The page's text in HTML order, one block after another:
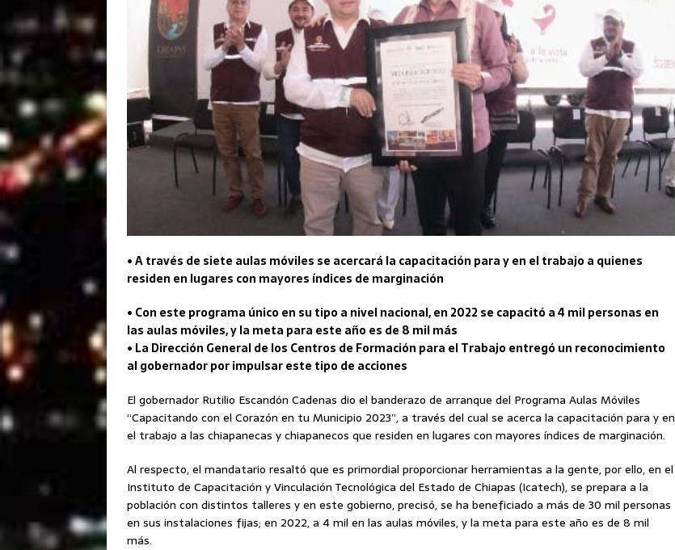
• A través de siete aulas móviles se acercará la capacitación para y en el trabajo a quienes
residen en lugares con mayores índices de marginación
• Con este programa único en su tipo a nivel nacional, en 2022 se capacitó a 4 mil personas en
las aulas móviles, y la meta para este año es de 8 mil más
• La Dirección General de los Centros de Formación para el Trabajo entregó un reconocimiento
al gobernador por impulsar este tipo de acciones
El gobernador Rutilio Escandón Cadenas dio el banderazo de arranque del Programa Aulas Móviles
“Capacitando con el Corazón en tu Municipio 2023”, a través del cual se acerca la capacitación para y en
el trabajo a las chiapanecas y chiapanecos que residen en lugares con mayores índices de marginación.
Al respecto, el mandatario resaltó que es primordial proporcionar herramientas a la gente, por ello, en el
Instituto de Capacitación y Vinculación Tecnológica del Estado de Chiapas (Icatech), se prepara a la
población con distintos talleres y en este gobierno, precisó, se ha beneficiado a más de 30 mil personas
en sus instalaciones fijas; en 2022, a 4 mil en las aulas móviles, y la meta para este año es de 8 mil
más.